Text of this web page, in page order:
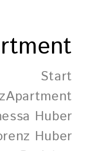
Start
Huber
Huber